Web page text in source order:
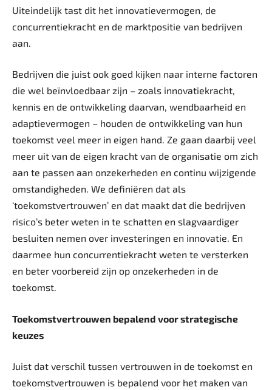
Uiteindelijk tast dit het innovatievermogen, de
concurrentiekracht en de marktpositie van bedrijven
aan.
Bedrijven die juist ook goed kijken naar interne factoren
die wel beïnvloedbaar zijn – zoals innovatiekracht,
kennis en de ontwikkeling daarvan, wendbaarheid en
adaptievermogen – houden de ontwikkeling van hun
toekomst veel meer in eigen hand. Ze gaan daarbij veel
meer uit van de eigen kracht van de organisatie om zich
aan te passen aan onzekerheden en continu wijzigende
omstandigheden. We definiëren dat als
‘toekomstvertrouwen’ en dat maakt dat die bedrijven
risico’s beter weten in te schatten en slagvaardiger
besluiten nemen over investeringen en innovatie. En
daarmee hun concurrentiekracht weten te versterken
en beter voorbereid zijn op onzekerheden in de
toekomst.
Toekomstvertrouwen bepalend voor strategische
keuzes
Juist dat verschil tussen vertrouwen in de toekomst en
toekomstvertrouwen is bepalend voor het maken van